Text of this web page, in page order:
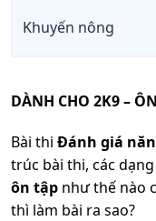
Khuyến nông
DÀNH CHO 2K9 –
Bài thi Đánh giá
trúc bài thi, các
ôn tập như thế nào
thì làm bài ra sao?